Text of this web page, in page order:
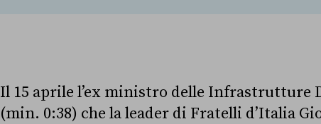
Il 15 aprile l’ex ministro delle Infrastrutture
(min. 0:38) che la leader di Fratelli d’Italia